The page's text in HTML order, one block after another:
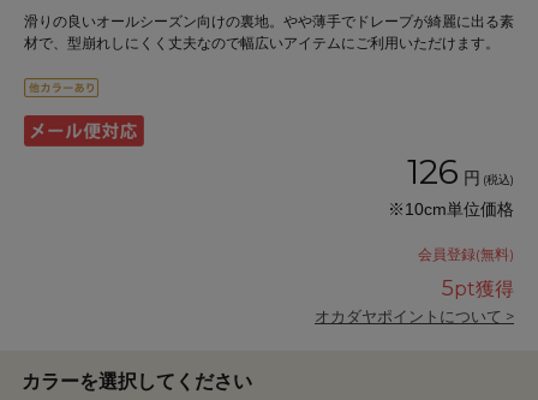
滑りの良いオールシーズン向けの裏地。やや薄手でドレープが綺麗に出る素
材で、型崩れしにくく丈夫なので幅広いアイテムにご利用いただけます。
126 円 (税込)
※10cm単位価格
会員登録(無料)
5pt獲得
オカダヤポイントについて >
カラーを選択してください